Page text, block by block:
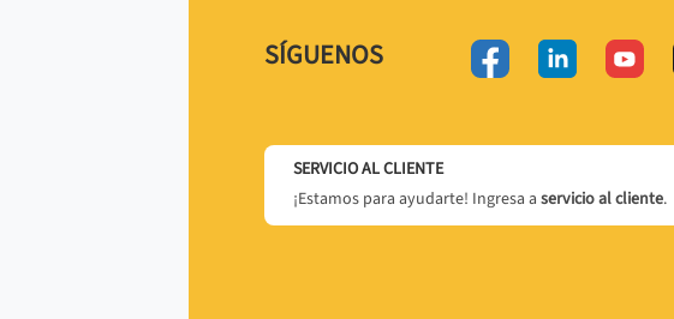
SÍGUENOS
SERVICIO AL CLIENTE
¡Estamos para ayudarte! Ingresa a servicio al cliente.